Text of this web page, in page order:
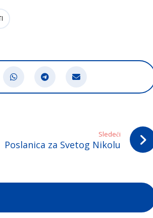
Sledeći
Poslanica za Svetog Nikolu